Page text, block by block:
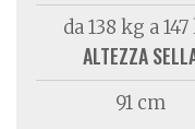
da 138 kg a
ALTEZZA
91 cm